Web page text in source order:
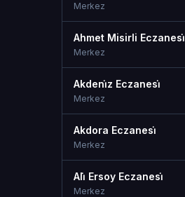
Merkez
Ahmet Misirli Eczanesi̇
Merkez
Akdeni̇z Eczanesi̇
Merkez
Akdora Eczanesi̇
Merkez
Ali̇ Ersoy Eczanesi̇
Merkez